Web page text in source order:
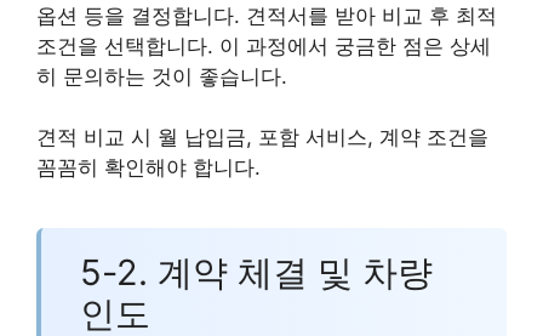
옵션 등을 결정합니다. 견적서를 받아 비교 후 최적
조건을 선택합니다. 이 과정에서 궁금한 점은 상세
히 문의하는 것이 좋습니다.
견적 비교 시 월 납입금, 포함 서비스, 계약 조건을
꼼꼼히 확인해야 합니다.
5-2. 계약 체결 및 차량
인도